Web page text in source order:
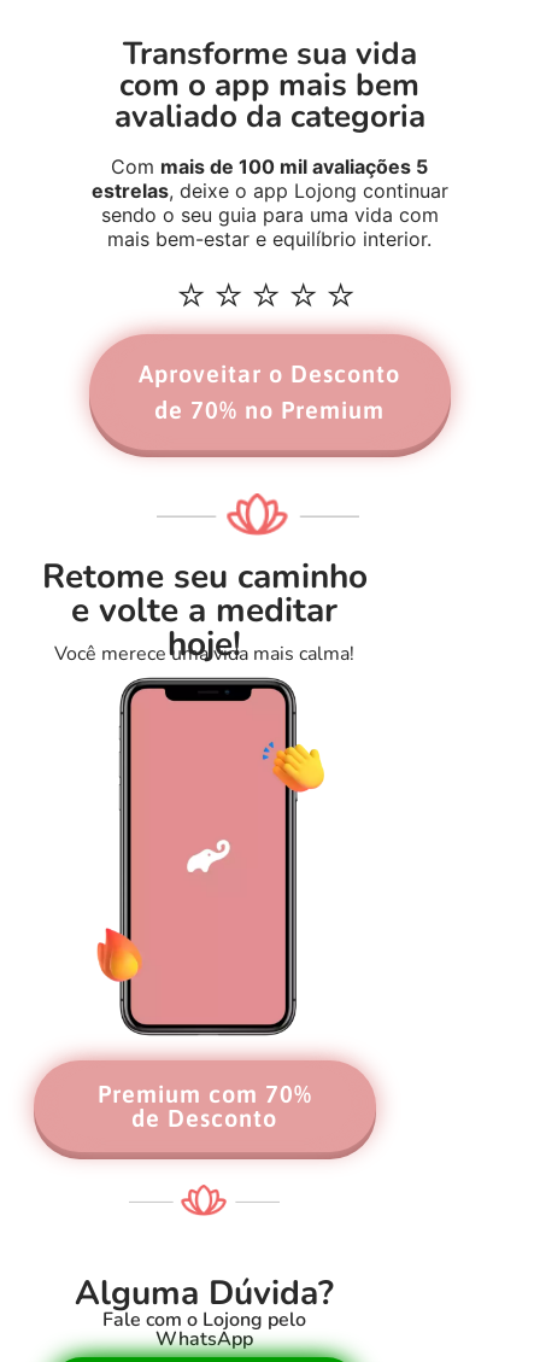
Transforme sua vida
com o app mais bem
avaliado da categoria
Com mais de 100 mil avaliações 5
estrelas, deixe o app Lojong continuar
sendo o seu guia para uma vida com
mais bem-estar e equilíbrio interior.
⭐️⭐️⭐️⭐️⭐️
Aproveitar o Desconto
de 70% no Premium
Retome seu caminho
e volte a meditar
hoje!
Você merece uma vida mais calma!
Premium com 70%
de Desconto
Alguma Dúvida?
Fale com o Lojong pelo
WhatsApp